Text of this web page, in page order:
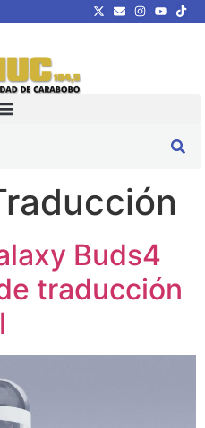
Buds4
traducción